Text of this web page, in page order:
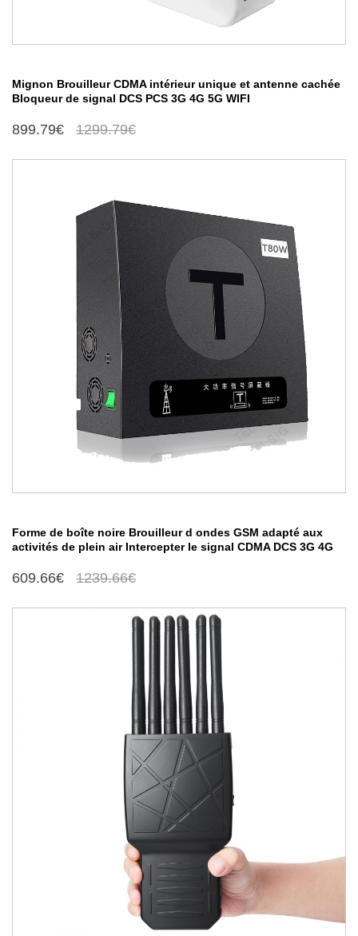
Mignon Brouilleur CDMA intérieur unique et antenne cachée
Bloqueur de signal DCS PCS 3G 4G 5G WIFI
899.79€ 1299.79€
Forme de boîte noire Brouilleur d ondes GSM adapté aux
activités de plein air Intercepter le signal CDMA DCS 3G 4G
609.66€ 1239.66€